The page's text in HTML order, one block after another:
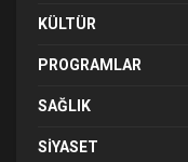
KÜLTÜR
PROGRAMLAR
SAĞLIK
SIYASET